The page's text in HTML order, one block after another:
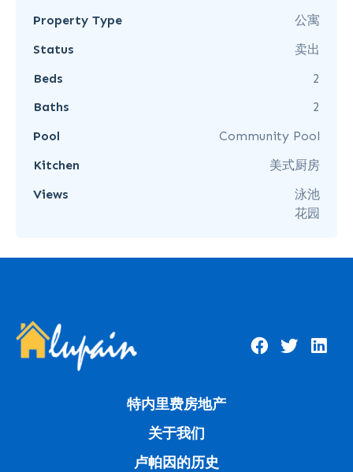
Property Type
公寓
Status
卖出
Beds
2
Baths
2
Pool
Community Pool
Kitchen
美式厨房
Views
泳池
花园
特内里费房地产
关于我们
卢帕因的历史